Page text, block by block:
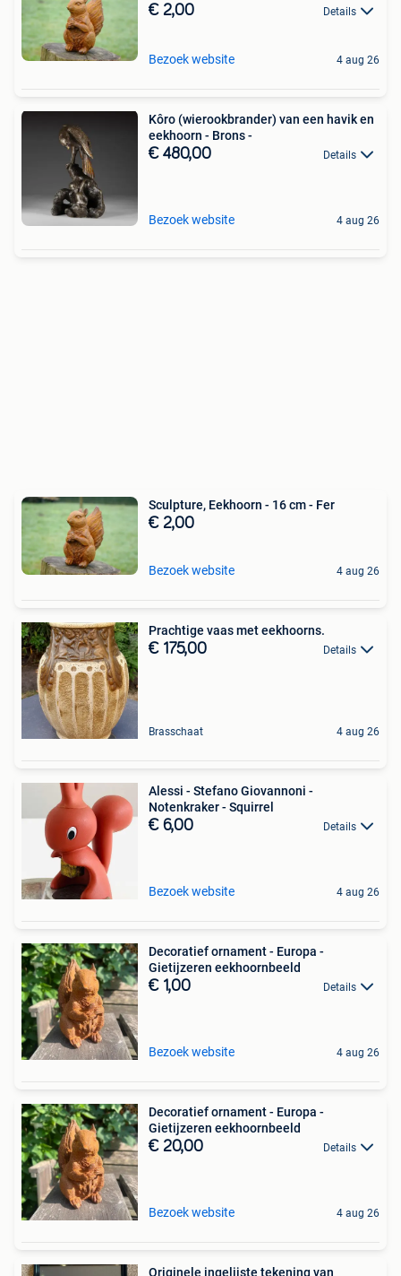
€ 2,00 Details
Bezoek website 4 aug 26
Kôro (wierookbrander) van een havik en
eekhoorn - Brons -
€ 480,00 Details
Bezoek website 4 aug 26
Sculpture, Eekhoorn - 16 cm - Fer
€ 2,00
Bezoek website 4 aug 26
Prachtige vaas met eekhoorns.
€ 175,00 Details
Brasschaat 4 aug 26
Alessi - Stefano Giovannoni -
Notenkraker - Squirrel
€ 6,00 Details
Bezoek website 4 aug 26
Decoratief ornament - Europa -
Gietijzeren eekhoornbeeld
€ 1,00 Details
Bezoek website 4 aug 26
Decoratief ornament - Europa -
Gietijzeren eekhoornbeeld
€ 20,00 Details
Bezoek website 4 aug 26
Originele ingelijste tekening van